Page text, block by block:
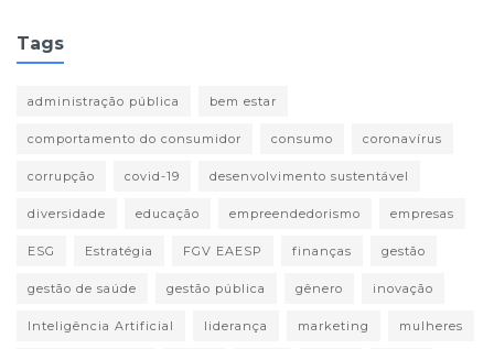
Tags
administração pública bem estar
comportamento do consumidor consumo coronavírus
corrupção covid-19 desenvolvimento sustentável
diversidade educação empreendedorismo empresas
ESG Estratégia FGV EAESP finanças gestão
gestão de saúde gestão pública gênero inovação
Inteligência Artificial liderança marketing mulheres